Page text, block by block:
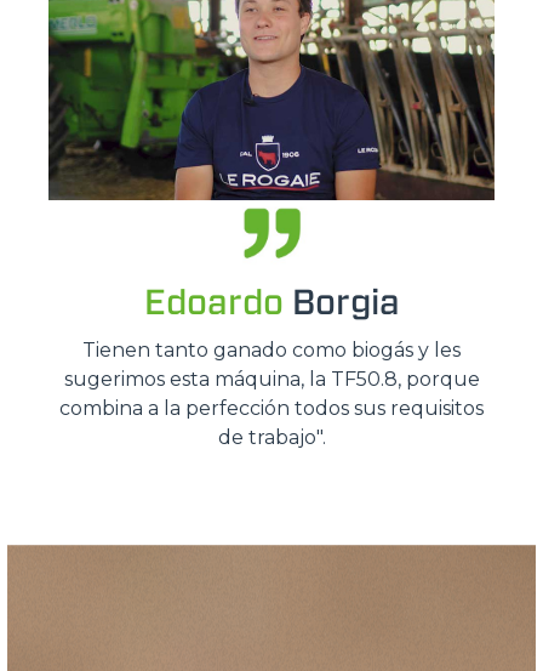
Edoardo Borgia
Tienen tanto ganado como biogás y les
sugerimos esta máquina, la TF50.8, porque
combina a la perfección todos sus requisitos
de trabajo".